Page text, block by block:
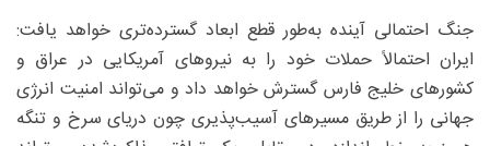
جنگ احتمالی آینده به‌طور قطع ابعاد گسترده‌تری خواهد یافت:
ایران احتمالاً حملات خود را به نیروهای آمریکایی در عراق و
کشورهای خلیج فارس گسترش خواهد داد و می‌تواند امنیت انرژی
جهانی را از طریق مسیرهای آسیب‌پذیری چون دریای سرخ و تنگه